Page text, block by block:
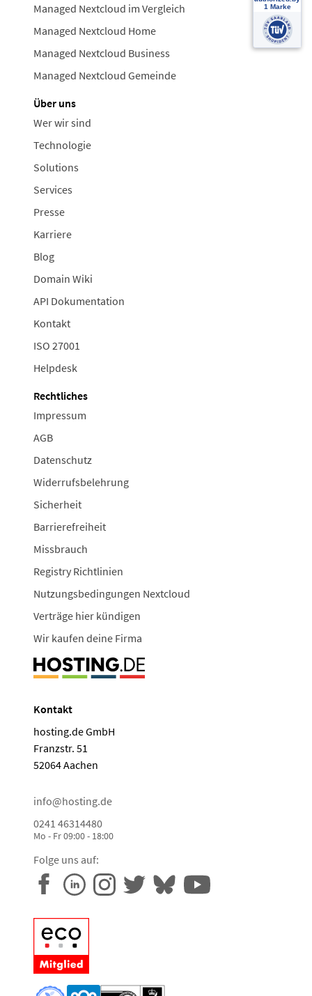
Managed Nextcloud im Vergleich
Managed Nextcloud Home
Managed Nextcloud Business
Managed Nextcloud Gemeinde
Über uns
Wer wir sind
Technologie
Solutions
Services
Presse
Karriere
Blog
Domain Wiki
API Dokumentation
Kontakt
ISO 27001
Helpdesk
Rechtliches
Impressum
AGB
Datenschutz
Widerrufsbelehrung
Sicherheit
Barrierefreiheit
Missbrauch
Registry Richtlinien
Nutzungsbedingungen Nextcloud
Verträge hier kündigen
Wir kaufen deine Firma
Kontakt
hosting.de GmbH
Franzstr. 51
52064 Aachen
info@hosting.de
0241 46314480
Mo - Fr 09:00 - 18:00
Folge uns auf: